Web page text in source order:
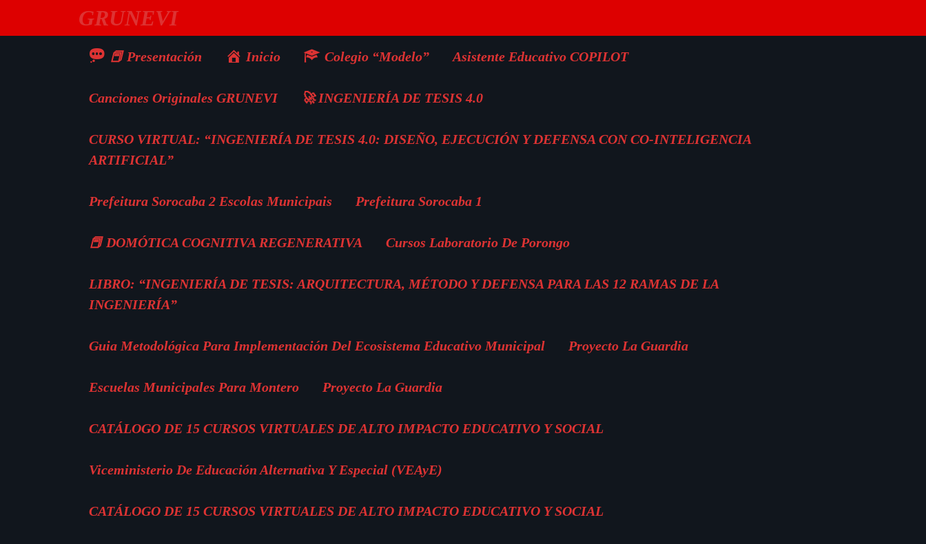
GRUNEVI
📕 Presentación Inicio Colegio “Modelo” Asistente Educativo COPILOT
Canciones Originales GRUNEVI 🚀 INGENIERÍA DE TESIS 4.0
CURSO VIRTUAL: “INGENIERÍA DE TESIS 4.0: DISEÑO, EJECUCIÓN Y DEFENSA CON CO-INTELIGENCIA
ARTIFICIAL”
Prefeitura Sorocaba 2 Escolas Municipais Prefeitura Sorocaba 1
📕 DOMÓTICA COGNITIVA REGENERATIVA Cursos Laboratorio De Porongo
LIBRO: “INGENIERÍA DE TESIS: ARQUITECTURA, MÉTODO Y DEFENSA PARA LAS 12 RAMAS DE LA
INGENIERÍA”
Guia Metodológica Para Implementación Del Ecosistema Educativo Municipal Proyecto La Guardia
Escuelas Municipales Para Montero Proyecto La Guardia
CATÁLOGO DE 15 CURSOS VIRTUALES DE ALTO IMPACTO EDUCATIVO Y SOCIAL
Viceministerio De Educación Alternativa Y Especial (VEAyE)
CATÁLOGO DE 15 CURSOS VIRTUALES DE ALTO IMPACTO EDUCATIVO Y SOCIAL